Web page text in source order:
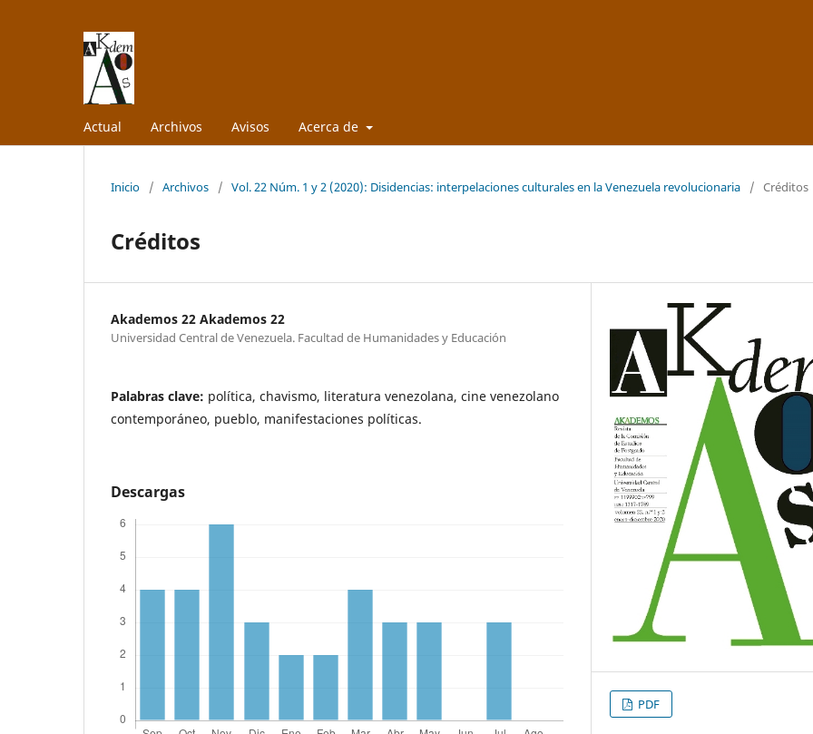
Actual Archivos Avisos Acerca de
Inicio / Archivos / Vol. 22 Núm. 1 y 2 (2020): Disidencias: interpelaciones culturales en la Venezuela revolucionaria / Créditos
Créditos
Akademos 22 Akademos 22
Universidad Central de Venezuela. Facultad de Humanidades y Educación
Palabras clave: política, chavismo, literatura venezolana, cine venezolano
contemporáneo, pueblo, manifestaciones políticas.
Descargas
PDF